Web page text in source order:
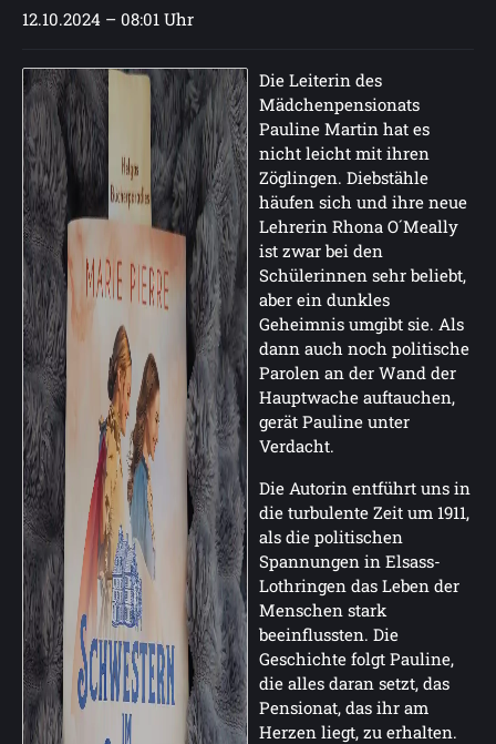
12.10.2024 – 08:01 Uhr
Die Leiterin des
Mädchenpensionats
Pauline Martin hat es
nicht leicht mit ihren
Zöglingen. Diebstähle
häufen sich und ihre neue
Lehrerin Rhona O´Meally
ist zwar bei den
Schülerinnen sehr beliebt,
aber ein dunkles
Geheimnis umgibt sie. Als
dann auch noch politische
Parolen an der Wand der
Hauptwache auftauchen,
gerät Pauline unter
Verdacht.
Die Autorin entführt uns in
die turbulente Zeit um 1911,
als die politischen
Spannungen in Elsass-
Lothringen das Leben der
Menschen stark
beeinflussten. Die
Geschichte folgt Pauline,
die alles daran setzt, das
Pensionat, das ihr am
Herzen liegt, zu erhalten.